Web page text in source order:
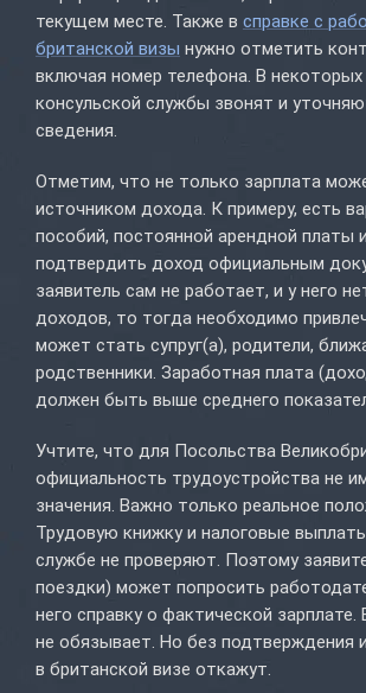
текущем месте. Также в справке с
британской визы нужно отметить
включая номер телефона. В некоторых
консульской службы звонят и
сведения.
Отметим, что не только зарплата
источником дохода. К примеру, есть
пособий, постоянной арендной платы
подтвердить доход официальным
заявитель сам не работает, и у него
доходов, то тогда необходимо
может стать супруг(а), родители,
родственники. Заработная плата
должен быть выше среднего
Учтите, что для Посольства
официальность трудоустройства не
значения. Важно только реальное
Трудовую книжку и налоговые
службе не проверяют. Поэтому
поездки) может попросить
него справку о фактической зарплате.
не обязывает. Но без подтверждения
в британской визе откажут.